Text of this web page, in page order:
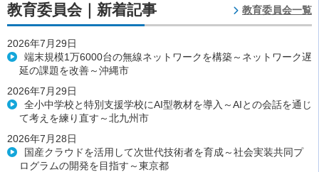
教育委員会｜新着記事 教育委員会一覧
2026年7月29日
端末規模1万6000台の無線ネットワークを構築～ネットワーク遅
延の課題を改善～沖縄市
2026年7月29日
全小中学校と特別支援学校にAI型教材を導入～AIとの会話を通じ
て考えを練り直す～北九州市
2026年7月28日
国産クラウドを活用して次世代技術者を育成～社会実装共同プ
ログラムの開発を目指す～東京都